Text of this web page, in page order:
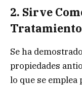
2. Sirve
Se ha
propiedades
lo que se